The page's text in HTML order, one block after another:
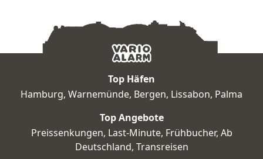
Top Häfen
Hamburg, Warnemünde, Bergen, Lissabon, Palma
Top Angebote
Preissenkungen, Last-Minute, Frühbucher, Ab
Deutschland, Transreisen